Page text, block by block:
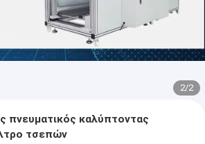
2/2
πνευματικός καλύπτοντας
τσεπών